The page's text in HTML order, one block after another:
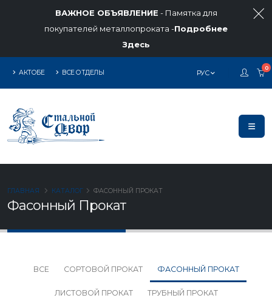
ВАЖНОЕ ОБЪЯВЛЕНИЕ - Памятка для
покупателей металлопроката -Подробнее
Здесь
АКТОБЕ ВСЕ ОТДЕЛЫ РУС
0
Фасонный Прокат
ГЛАВНАЯ КАТАЛОГ ФАСОННЫЙ ПРОКАТ
ВСЕ СОРТОВОЙ ПРОКАТ ФАСОННЫЙ ПРОКАТ
ЛИСТОВОЙ ПРОКАТ ТРУБНЫЙ ПРОКАТ